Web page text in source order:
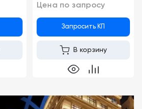
Цена по запросу
Запросить КП
В корзину